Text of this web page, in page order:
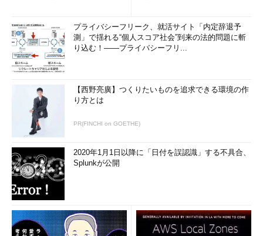
プライバシーフリーク、就活サイト「内定辞退予
測」で揺れる“個人スコア社会”到来の法的問題に斬
り込む！――プライバシーフリ...
【西野亮廣】つくりたいものを追求できる環境の作
り方とは
PR(FINCHI on GOETHE)
2020年1月1日以降に「日付を誤認識」する不具合、
Splunkが公開